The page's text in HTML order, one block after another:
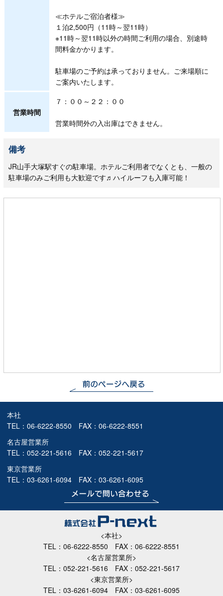
≪ホテルご宿泊者様≫
１泊2,500円（11時～翌11時）
※11時～翌11時以外の時間ご利用の場合、別途時
間料金かかります。
駐車場のご予約は承っておりません。ご来場順に
ご案内いたします。
営業時間
７：００～２２：００
営業時間外の入出庫はできません。
備考
JR山手大塚駅すぐの駐車場。ホテルご利用者でなくとも、一般の
駐車場のみご利用も大歓迎です♬ハイルーフも入庫可能！
本社
TEL： 06-6222-8550 FAX：06-6222-8551
名古屋営業所
TEL： 052-221-5616 FAX：052-221-5617
東京営業所
TEL： 03-6261-6094 FAX：03-6261-6095
<本社>
TEL： 06-6222-8550 FAX：06-6222-8551
<名古屋営業所>
TEL： 052-221-5616 FAX：052-221-5617
<東京営業所>
TEL： 03-6261-6094 FAX：03-6261-6095